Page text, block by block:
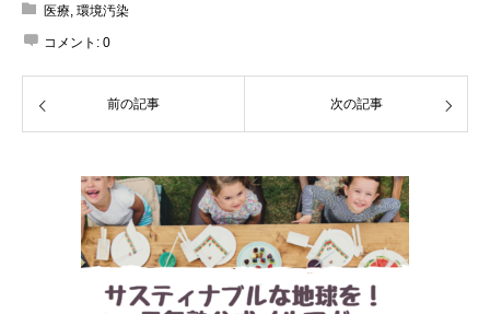
医療, 環境汚染
コメント: 0
前の記事 次の記事